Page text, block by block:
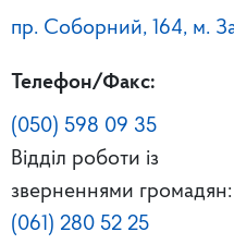
пр. Соборний, 164, м.
Телефон/Факс:
(050) 598 09 35
Відділ роботи із
зверненнями громадян:
(061) 280 52 25